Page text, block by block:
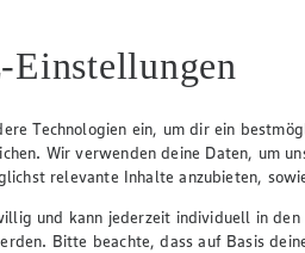
kernlos, aus Italien/Spanien, Kl. I, 500g
(1kg=2.98)
Einstellungen
Technologien ein, um dir ein
Wir verwenden deine Daten, um
relevante Inhalte anzubieten,
und kann jederzeit individuell in den
Bitte beachte, dass auf Basis